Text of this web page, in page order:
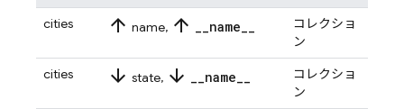
cities
arrow_upward name, arrow_upward __name__
コレクショ
ン
cities
arrow_downward state, arrow_downward __name__
コレクショ
ン